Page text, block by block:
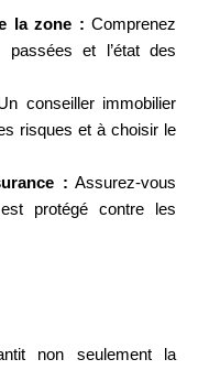
la zone : Comprenez
passées et l’état des
conseiller immobilier
risques et à choisir le
: Assurez-vous
protégé contre les
non seulement la